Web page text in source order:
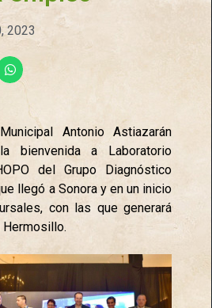
2023
Antonio Astiazarán
bienvenida a Laboratorio
del Grupo Diagnóstico
llegó a Sonora y en un inicio
con las que generará